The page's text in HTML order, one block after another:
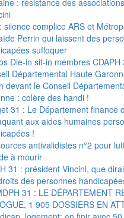
: résistance des
silence complice ARS et
Perrin qui laissent des
suffoquer
Die-in sit-in membres
Départemental Haute
devant le Conseil
: colère des handi !
31 : Le Département finance
aux aides humaines
!
antivalidistes n°2 pour
à mourir
31 : président Vincini, que
des personnes
31 : LE DÉPARTEMENT
1 905 DOSSIERS EN